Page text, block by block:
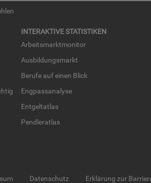
IN­TER­AK­TI­VE STA­TIS­TI­KEN
Ar­beits­markt­mo­ni­tor
Aus­bil­dungs­markt
Be­ru­fe auf einen Blick
Eng­pass­ana­ly­se
Ent­gel­t­at­las
Pend­ler­at­las
Datenschutz Erklärung zur